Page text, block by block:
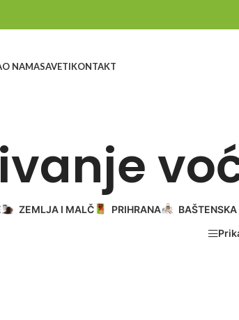
O NAMASAVETIKONTAKT
ZEMLJA I MALČ PRIHRANA